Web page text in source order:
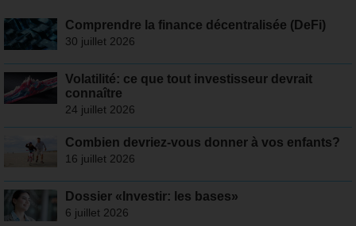
Comprendre la finance décentralisée (DeFi)
30 juillet 2026
Volatilité: ce que tout investisseur devrait
connaître
24 juillet 2026
Combien devriez-vous donner à vos enfants?
16 juillet 2026
Dossier «Investir: les bases»
6 juillet 2026